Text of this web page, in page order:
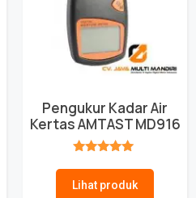
Pengukur Kadar Air
Kertas AMTAST MD916
Lihat produk